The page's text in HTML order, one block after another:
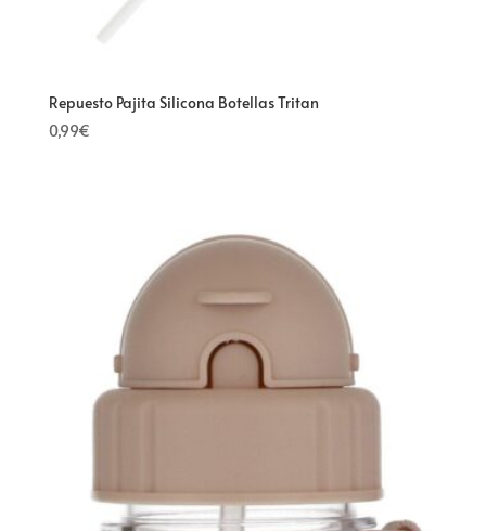
Repuesto Pajita Silicona Botellas Tritan
0,99€